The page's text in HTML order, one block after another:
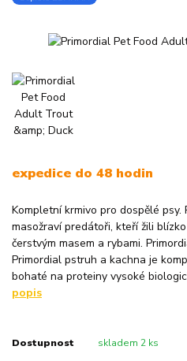
expedice do 48 hodin
Kompletní krmivo pro dospělé psy.
masožraví predátoři, kteří žili
čerstvým masem a rybami.
Primordial pstruh a kachna je
bohaté na proteiny vysoké
popis
Dostupnost skladem 2 ks